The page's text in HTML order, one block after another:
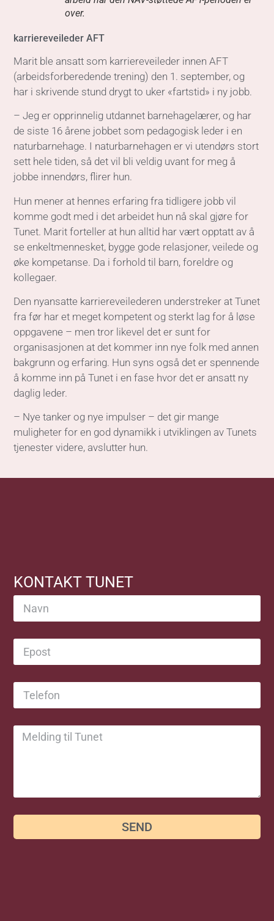
sett hele tiden, så det vil bli veldig uvant for meg å
komme godt med i det arbeidet hun nå skal gjøre for
Tunet. Marit forteller at hun alltid har vært opptatt av å
se enkeltmennesket, bygge gode relasjoner, veilede og
øke kompetanse. Da i forhold til barn, foreldre og
kollegaer.
Den nyansatte karriereveilederen understreker at Tunet
fra før har et meget kompetent og sterkt lag for å løse
oppgavene – men tror likevel det er sunt for
organisasjonen at det kommer inn nye folk med annen
bakgrunn og erfaring. Hun syns også det er spennende
å komme inn på Tunet i en fase hvor det er ansatt ny
daglig leder.
– Nye tanker og nye impulser – det gir mange
muligheter for en god dynamikk i utviklingen av Tunets
tjenester videre, avslutter hun.
KONTAKT TUNET
Les flere nyheter